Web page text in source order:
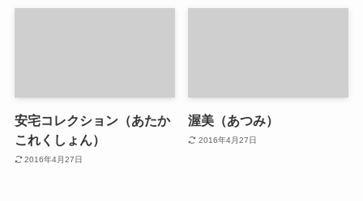
安宅コレクション（あたか
これくしょん）
2016年4月27日
渥美（あつみ）
2016年4月27日